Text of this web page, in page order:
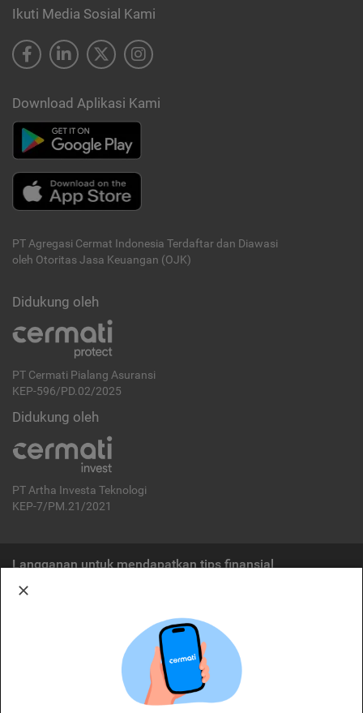
Ikuti Media Sosial Kami
Download Aplikasi Kami
PT Agregasi Cermat Indonesia Terdaftar dan Diawasi
oleh Otoritas Jasa Keuangan (OJK)
Didukung oleh
PT Cermati Pialang Asuransi
KEP-596/PD.02/2025
Didukung oleh
PT Artha Investa Teknologi
KEP-7/PM.21/2021
Langganan untuk mendapatkan tips finansial
Cermati merupakan penyelenggara agregasi jasa keuangan yang terdaftar di
OJK. Oleh karena itu, produk dan/atau layanan jasa keuangan yang
ditawarkan bukan merupakan produk dan/atau layanan jasa keuangan yang
diterbitkan oleh Cermati dan Cermati tidak bertanggung jawab atas tuntutan